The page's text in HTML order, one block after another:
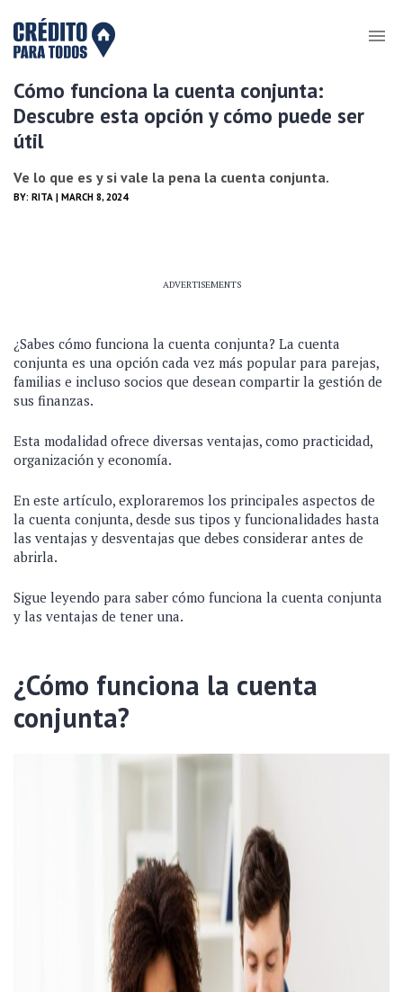
Cómo funciona la cuenta conjunta:
Descubre esta opción y cómo puede ser
útil
Ve lo que es y si vale la pena la cuenta conjunta.
BY: RITA | MARCH 8, 2024
ADVERTISEMENTS
¿Sabes cómo funciona la cuenta conjunta? La cuenta
conjunta es una opción cada vez más popular para parejas,
familias e incluso socios que desean compartir la gestión de
sus finanzas.
Esta modalidad ofrece diversas ventajas, como practicidad,
organización y economía.
En este artículo, exploraremos los principales aspectos de
la cuenta conjunta, desde sus tipos y funcionalidades hasta
las ventajas y desventajas que debes considerar antes de
abrirla.
Sigue leyendo para saber cómo funciona la cuenta conjunta
y las ventajas de tener una.
¿Cómo funciona la cuenta
conjunta?